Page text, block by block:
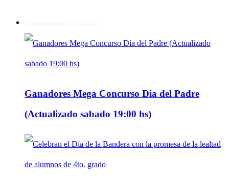
Ganadores Mega Concurso Día del Padre
(Actualizado sabado 19:00 hs)